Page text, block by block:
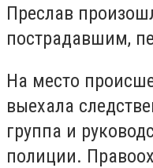
Преслав
пострадавшим,
На место
выехала
группа и
полиции.